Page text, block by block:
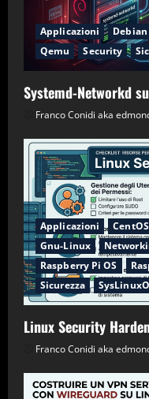
Applicazioni Debian
Qemu
Security
Systemd-Networkd
Franco Conidi aka
Applicazioni CentOS
Gnu-Linux
Raspberry Pi OS
Sicurezza
Linux Security
Franco Conidi aka